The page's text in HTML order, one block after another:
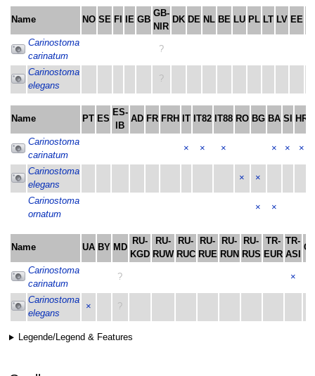
Name NO SE FI IE GB
GB-
NIR
DK DE NL BE LU PL LT LV EE
Carinostoma
carinatum
?
Carinostoma
elegans
?
Name PT ES
ES-
IB
AD FR FRH IT IT82 IT88 RO BG BA SI HR
Carinostoma
carinatum
× × × × × ×
Carinostoma
elegans
× ×
Carinostoma
ornatum
× ×
Name UA BY MD
RU-
KGD
RU-
RUW
RU-
RUC
RU-
RUE
RU-
RUN
RU-
RUS
TR-
EUR
TR-
ASI
Carinostoma
carinatum
? ×
Carinostoma
elegans
× ?
Legende/Legend & Features